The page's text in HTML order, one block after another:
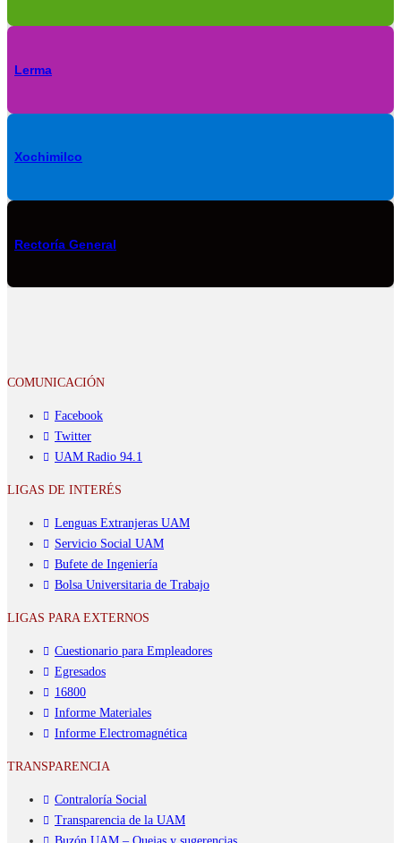
Lerma
Xochimilco
Rectoría General
COMUNICACIÓN
Facebook
Twitter
UAM Radio 94.1
LIGAS DE INTERÉS
Lenguas Extranjeras UAM
Servicio Social UAM
Bufete de Ingeniería
Bolsa Universitaria de Trabajo
LIGAS PARA EXTERNOS
Cuestionario para Empleadores
Egresados
16800
Informe Materiales
Informe Electromagnética
TRANSPARENCIA
Contraloría Social
Transparencia de la UAM